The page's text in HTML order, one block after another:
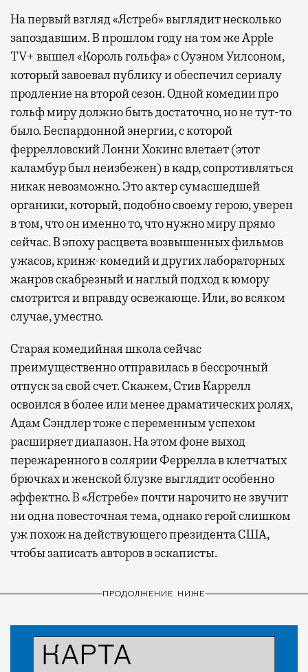
На первый взгляд «Ястреб» выглядит несколько
запоздавшим. В прошлом году на том же Apple
TV+ вышел «Король гольфа» с Оуэном Уилсоном,
который завоевал публику и обеспечил сериалу
продление на второй сезон. Одной комедии про
гольф миру должно быть достаточно, но не тут-то
было. Беспардонной энергии, с которой
феррелловский Лонни Хокинс влетает (этот
каламбур был неизбежен) в кадр, сопротивляться
никак невозможно. Это актер сумасшедшей
органики, который, подобно своему герою, уверен
в том, что он именно то, что нужно миру прямо
сейчас. В эпоху расцвета возвышенных фильмов
ужасов, кринж-комедий и других лабораторных
жанров скабрезный и наглый подход к юмору
смотрится и вправду освежающе. Или, во всяком
случае, уместно.
Старая комедийная школа сейчас
преимущественно отправилась в бессрочный
отпуск за свой счет. Скажем, Стив Каррелл
освоился в более или менее драматических ролях,
Адам Сэндлер тоже с переменным успехом
расширяет диапазон. На этом фоне выход
пережаренного в солярии Феррелла в клетчатых
брючках и женской блузке выглядит особенно
эффектно. В «Ястребе» почти нарочито не звучит
ни одна повесточная тема, однако герой слишком
уж похож на действующего президента США,
чтобы записать авторов в эскаписты.
ПРОДОЛЖЕНИЕ НИЖЕ